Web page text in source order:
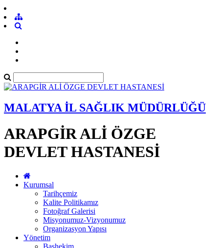
MALATYA İL SAĞLIK MÜDÜRLÜĞÜ
ARAPGİR ALİ ÖZGE
DEVLET HASTANESİ
Kurumsal
Tarihçemiz
Kalite Politikamız
Fotoğraf Galerisi
Misyonumuz-Vizyonumuz
Organizasyon Yapısı
Yönetim
Başhekim